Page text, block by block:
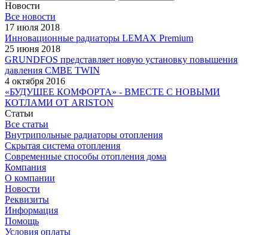
Новости
Все новости
17 июля 2018
Инновационные радиаторы LEMAX Premium
25 июня 2018
GRUNDFOS представляет новую установку повышения
давления CMBE TWIN
4 октября 2016
«БУДУЩЕЕ КОМФОРТА» - ВМЕСТЕ С НОВЫМИ
КОТЛАМИ ОТ ARISTON
Статьи
Все статьи
Внутрипольные радиаторы отопления
Скрытая система отопления
Современные способы отопления дома
Компания
О компании
Новости
Реквизиты
Информация
Помощь
Условия оплаты